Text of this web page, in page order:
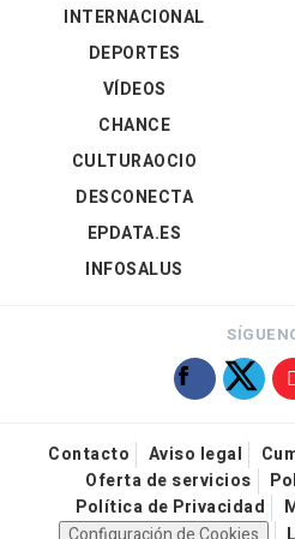
INTERNACIONAL
DEPORTES
VÍDEOS
CHANCE
CULTURAOCIO
DESCONECTA
EPDATA.ES
INFOSALUS
Contacto Aviso legal
Oferta de servicios
Política de Privacidad